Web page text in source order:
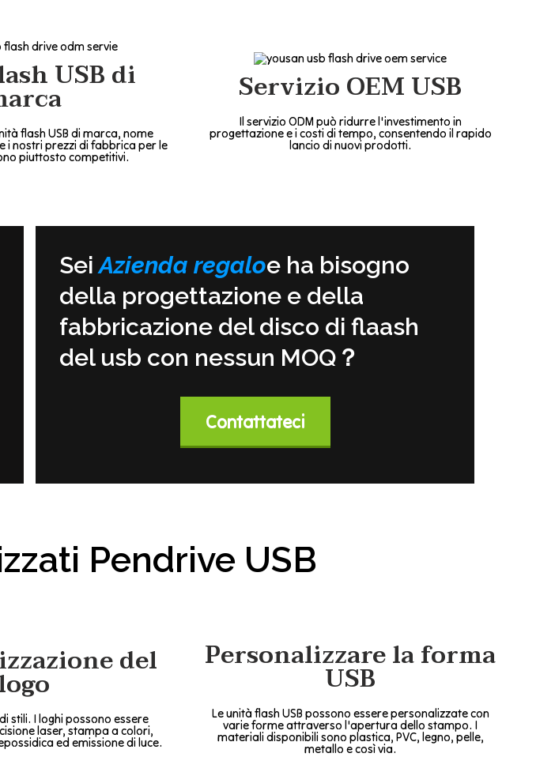
USB di
flash USB di marca, nome
i nostri prezzi di fabbrica per le
piuttosto competitivi.
Servizio OEM USB
Il servizio ODM può ridurre l'investimento in
progettazione e i costi di tempo, consentendo il rapido
lancio di nuovi prodotti.
SeiAzienda regaloe ha bisogno
della progettazione e della
fabbricazione del disco di flaash
del usb con nessun MOQ？
Contattateci
Pendrive USB
del
stili. I loghi possono essere
laser, stampa a colori,
ed emissione di luce.
Personalizzare la forma
USB
Le unità flash USB possono essere personalizzate con
varie forme attraverso l'apertura dello stampo. I
materiali disponibili sono plastica, PVC, legno, pelle,
metallo e così via.